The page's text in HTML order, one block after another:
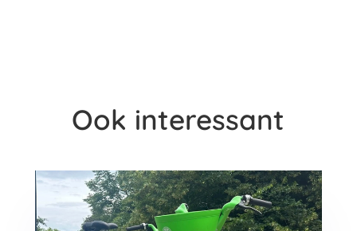
Ook interessant